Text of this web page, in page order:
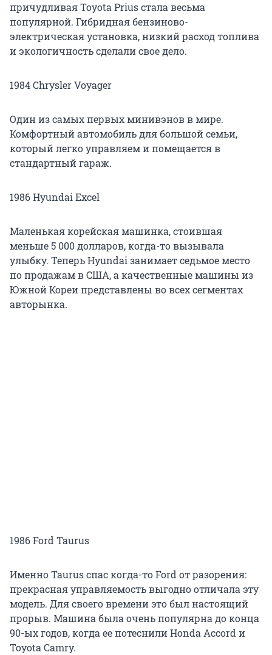
причудливая Toyota Prius стала весьма
популярной. Гибридная бензиново-
электрическая установка, низкий расход топлива
и экологичность сделали свое дело.
1984 Chrysler Voyager
Один из самых первых минивэнов в мире.
Комфортный автомобиль для большой семьи,
который легко управляем и помещается в
стандартный гараж.
1986 Hyundai Excel
Маленькая корейская машинка, стоившая
меньше 5 000 долларов, когда-то вызывала
улыбку. Теперь Hyundai занимает седьмое место
по продажам в США, а качественные машины из
Южной Кореи представлены во всех сегментах
авторынка.
1986 Ford Taurus
Именно Taurus спас когда-то Ford от разорения:
прекрасная управляемость выгодно отличала эту
модель. Для своего времени это был настоящий
прорыв. Машина была очень популярна до конца
90-ых годов, когда ее потеснили Honda Accord и
Toyota Camry.